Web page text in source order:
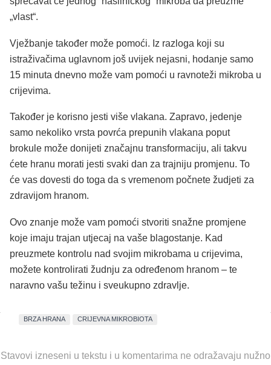
„vlast“.
Vježbanje također može pomoći. Iz razloga koji su
istraživačima uglavnom još uvijek nejasni, hodanje samo
15 minuta dnevno može vam pomoći u ravnoteži mikroba u
crijevima.
Također je korisno jesti više vlakana. Zapravo, jedenje
samo nekoliko vrsta povrća prepunih vlakana poput
brokule može donijeti značajnu transformaciju, ali takvu
ćete hranu morati jesti svaki dan za trajniju promjenu. To
će vas dovesti do toga da s vremenom počnete žudjeti za
zdravijom hranom.
Ovo znanje može vam pomoći stvoriti snažne promjene
koje imaju trajan utjecaj na vaše blagostanje. Kad
preuzmete kontrolu nad svojim mikrobama u crijevima,
možete kontrolirati žudnju za određenom hranom – te
naravno vašu težinu i sveukupno zdravlje.
BRZA HRANA CRIJEVNA MIKROBIOTA
Stavovi izneseni u tekstu i u komentarima ne odražavaju nužno